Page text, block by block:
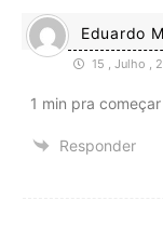
Eduardo
15 , Julho ,
1 min pra
Responder